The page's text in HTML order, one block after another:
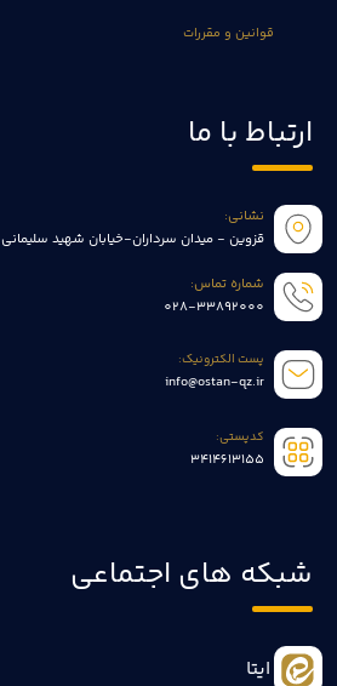
قوانین و مقررات
ارتباط با ما
نشانی:
قزوین - میدان سرداران-خیابان شهید سلیمانی
شماره تماس:
028-33892000
پست الکترونیک:
info@ostan-qz.ir
کدپستی:
3414613155
شبکه های اجتماعی
ایتا